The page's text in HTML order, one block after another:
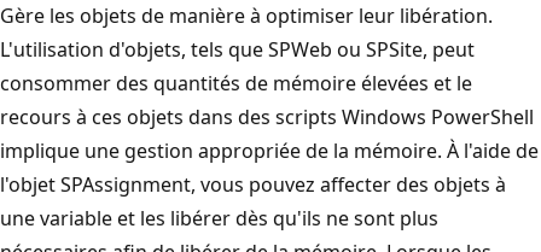
Gère les objets de manière à optimiser leur libération.
L'utilisation d'objets, tels que SPWeb ou SPSite, peut
consommer des quantités de mémoire élevées et le
recours à ces objets dans des scripts Windows PowerShell
implique une gestion appropriée de la mémoire. À l'aide de
l'objet SPAssignment, vous pouvez affecter des objets à
une variable et les libérer dès qu'ils ne sont plus